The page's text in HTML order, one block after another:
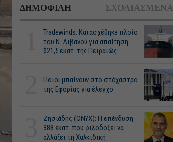
ΔΗΜΟΦΙΛΗ ΣΧΟΛΙΑΣΜΕΝΑ
Tradewinds: Κατασχέθηκε πλοίο
του Ν. Λιβανού για απαίτηση
$21,5 εκατ. της Πειραιώς
Ποιοι μπαίνουν στο στόχαστρο
της Εφορίας για έλεγχο
Ζησιάδης (ONYX): Η επένδυση
388 εκατ. που φιλοδοξεί να
αλλάξει τη Χαλκιδική